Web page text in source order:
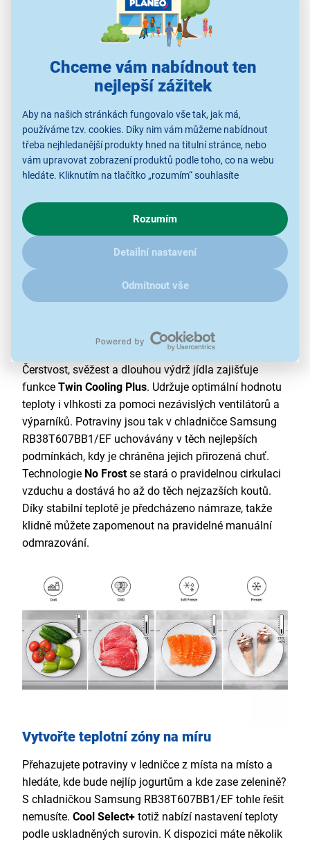
Chceme vám nabídnout ten
nejlepší zážitek
Aby na našich stránkách fungovalo vše tak, jak má,
používáme tzv. cookies. Díky nim vám můžeme nabídnout
třeba nejhledanější produkty hned na titulní stránce, nebo
vám upravovat zobrazení produktů podle toho, co na webu
hledáte. Kliknutím na tlačítko „rozumím“ souhlasíte
chování na webu pro zobrazení cílených reklam. Pokud vás
zajímají detaily, jak u nás s cookies a dalšími údaji pracujeme,
kliknětesem.
Rozumím
Detailní nastavení
Odmítnout vše
V tom případě by vaší pozornosti neměla uniknout
kombinovaná chladnička Samsung
RB38T607BB1/EF. Na první pohled běžná
standardními rozměry. Uvnitř je však mnohem
prostornější než jiné modely, a to díky
, která se postarala o vysoce účinnou
izolaci, což umožnilo zkonstruovat tenčí stěny lednice.
Tím vznikl větší vnitřní prostor pro uložení všech
vašich zásob, nákupů i navařeného jídla.
Čerstvé a svěží po delší dobu
Čerstvost, svěžest a dlouhou výdrž jídla zajišťuje
funkce Twin Cooling Plus. Udržuje optimální hodnotu
teploty i vlhkosti za pomoci nezávislých ventilátorů a
výparníků. Potraviny jsou tak v chladničce Samsung
RB38T607BB1/EF uchovávány v těch nejlepších
podmínkách, kdy je chráněna jejich přirozená chuť.
Technologie No Frostse stará o pravidelnou cirkulaci
vzduchu a dostává ho až do těch nejzazších koutů.
Díky stabilní teplotě je předcházeno námraze, takže
klidně můžete zapomenout na pravidelné manuální
odmrazování.
Vytvořte teplotní zóny na míru
Přehazujete potraviny v ledničce z místa na místo a
hledáte, kde bude nejlíp jogurtům a kde zase zelenině?
S chladničkou Samsung RB38T607BB1/EF tohle řešit
nemusíte. Cool Select+ totiž nabízí nastavení teploty
podle uskladněných surovin. K dispozici máte několik